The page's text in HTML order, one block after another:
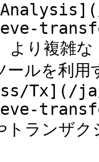
複雑な
ールを利用
Tx](/
トランザ